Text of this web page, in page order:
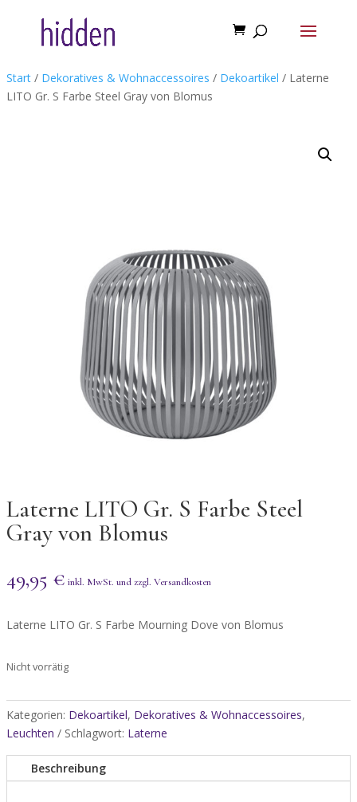
Start / Dekoratives & Wohnaccessoires / Dekoartikel / Laterne
LITO Gr. S Farbe Steel Gray von Blomus
Laterne LITO Gr. S Farbe Steel
Gray von Blomus
49,95 €
Laterne LITO Gr. S Farbe Mourning Dove von Blomus
Nicht vorrätig
Kategorien: Dekoartikel, Dekoratives & Wohnaccessoires,
Leuchten
Schlagwort: Laterne
Beschreibung